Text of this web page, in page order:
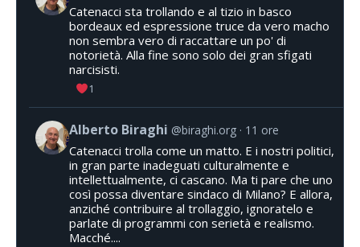
Catenacci sta trollando e al tizio in basco
bordeaux ed espressione truce da vero macho
non sembra vero di raccattare un po' di
notorietà. Alla fine sono solo dei gran sfigati
narcisisti.
1
Alberto Biraghi @biraghi.org 11 ore
Catenacci trolla come un matto. E i nostri politici,
in gran parte inadeguati culturalmente e
intellettualmente, ci cascano. Ma ti pare che uno
così possa diventare sindaco di Milano? E allora,
anziché contribuire al trollaggio, ignoratelo e
parlate di programmi con serietà e realismo.
Macché....